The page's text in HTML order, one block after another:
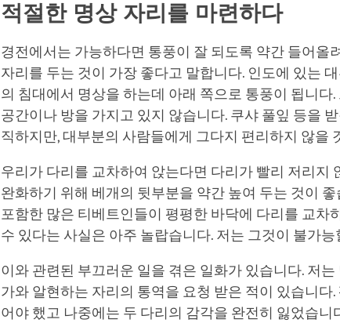
적절한 명상 자리를 마련하다
경전에서는 가능하다면 통풍이 잘 되도록 약간 들어올
자리를 두는 것이 가장 좋다고 말합니다. 인도에 있는
의 침대에서 명상을 하는데 아래 쪽으로 통풍이 됩니다.
공간이나 방을 가지고 있지 않습니다. 쿠샤 풀잎 등을
직하지만, 대부분의 사람들에게 그다지 편리하지 않을
우리가 다리를 교차하여 앉는다면 다리가 빨리 저리지
완화하기 위해 베개의 뒷부분을 약간 높여 두는 것이
포함한 많은 티베트인들이 평평한 바닥에 다리를 교차
수 있다는 사실은 아주 놀랍습니다. 저는 그것이 불가
이와 관련된 부끄러운 일을 겪은 일화가 있습니다. 저
가와 알현하는 자리의 통역을 요청 받은 적이 있습니다
어야 했고 나중에는 두 다리의 감각을 완전히 잃었습니